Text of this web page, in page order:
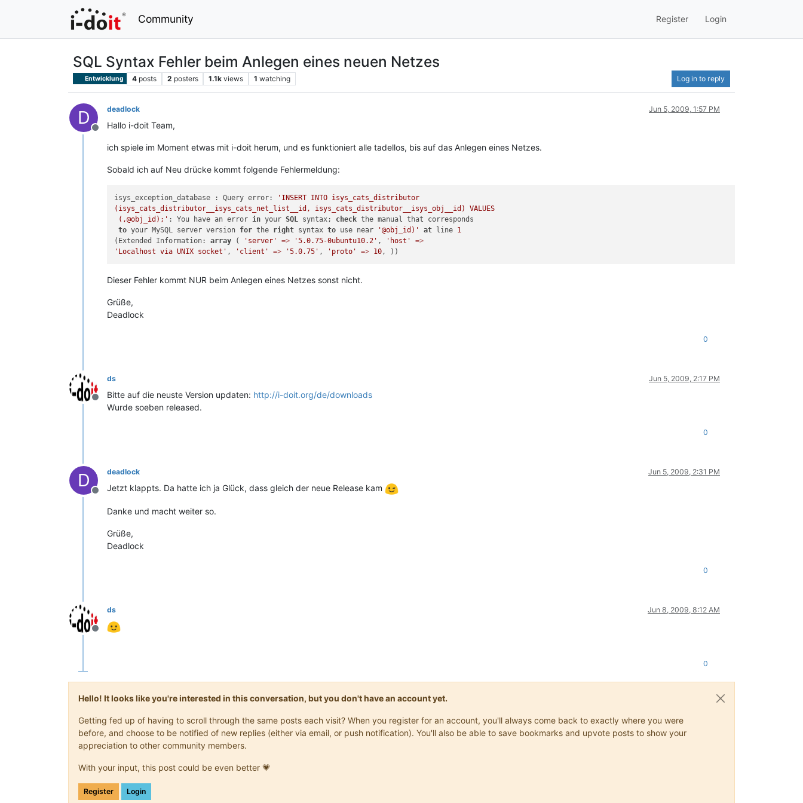
Community Register Login
SQL Syntax Fehler beim Anlegen eines neuen Netzes
Entwicklung 4 posts 2 posters 1.1k views 1 watching Log in to reply
D
Offline
deadlock Jun 5, 2009, 1:57 PM
Hallo i-doit Team,
ich spiele im Moment etwas mit i-doit herum, und es funktioniert alle tadellos, bis auf das Anlegen eines Netzes.
Sobald ich auf Neu drücke kommt folgende Fehlermeldung:
isys_exception_database : Query error:
'INSERT INTO isys_cats_distributor
(isys_cats_distributor__isys_cats_net_list__id, isys_cats_distributor__isys_obj__id) VALUES
(,@obj_id);' : You have an error in your SQL syntax; check the manual that corresponds
to your MySQL server version for the right syntax to use near '@obj_id)' at line 1
(Extended Information: array ( 'server' => '5.0.75-0ubuntu10.2' , 'host' =>
'Localhost via UNIX socket' , 'client' => '5.0.75' , 'proto' => 10
Dieser Fehler kommt NUR beim Anlegen eines Netzes sonst nicht.
Grüße,
Deadlock
0
Offline
ds Jun 5, 2009, 2:17 PM
Bitte auf die neuste Version updaten: http://i-doit.org/de/downloads
Wurde soeben released.
0
D
Offline
deadlock Jun 5, 2009, 2:31 PM
Jetzt klappts. Da hatte ich ja Glück, dass gleich der neue Release kam
Danke und macht weiter so.
Grüße,
Deadlock
0
Offline
ds Jun 8, 2009, 8:12 AM
0
Hello! It looks like you're interested in this conversation, but you don't have an account yet.
Getting fed up of having to scroll through the same posts each visit? When you register for an account, you'll always come back to exactly where you were
before, and choose to be notified of new replies (either via email, or push notification). You'll also be able to save bookmarks and upvote posts to show your
appreciation to other community members.
With your input, this post could be even better 💗
Register Login